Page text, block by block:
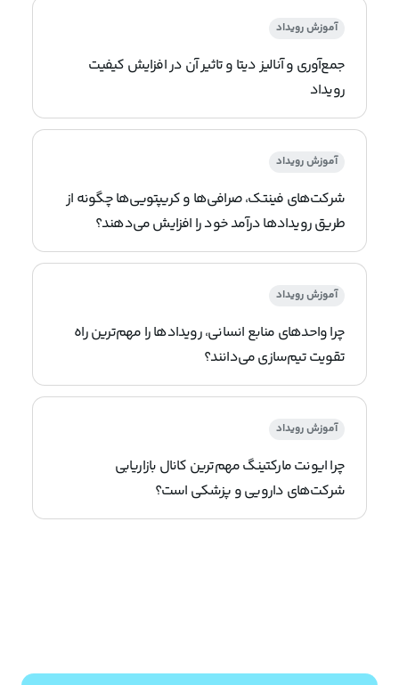
آموزش رویداد
جمع‌آوری و آنالیز دیتا و تاثیر آن در افزایش کیفیت
رویداد
آموزش رویداد
شرکت‌های فینتک، صرافی‌ها و کریپتویی‌ها چگونه از
طریق رویدادها درآمد خود را افزایش می‌دهند؟
آموزش رویداد
چرا واحدهای منابع انسانی، رویدادها را مهم‌ترین راه
تقویت تیم‌سازی می‌دانند؟
آموزش رویداد
چرا ایونت مارکتینگ مهم‌ترین کانال بازاریابی
شرکت‌های دارویی و پزشکی است؟